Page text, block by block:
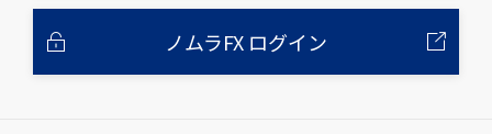
ノムラFX ログイン